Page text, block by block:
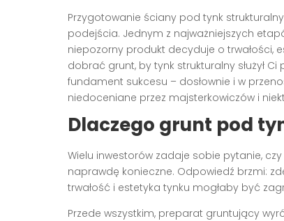
Przygotowanie ściany pod tynk
podejścia. Jednym z najważniejszych
niepozorny produkt decyduje o trwałości,
dobrać grunt, by tynk strukturalny służył
fundament sukcesu – dosłownie i w
niedoceniane przez majsterkowiczów i
Dlaczego grunt pod
Wielu inwestorów zadaje sobie pytanie,
naprawdę konieczne. Odpowiedź brzmi:
trwałość i estetyka tynku mogłaby być
Przede wszystkim, preparat gruntujący